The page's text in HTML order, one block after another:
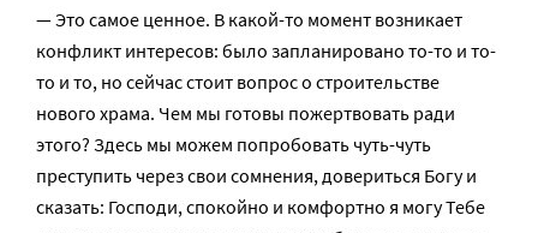
— Это самое ценное. В какой-то момент возникает
конфликт интересов: было запланировано то-то и то-
то и то, но сейчас стоит вопрос о строительстве
нового храма. Чем мы готовы пожертвовать ради
этого? Здесь мы можем попробовать чуть-чуть
преступить через свои сомнения, довериться Богу и
сказать: Господи, спокойно и комфортно я могу Тебе